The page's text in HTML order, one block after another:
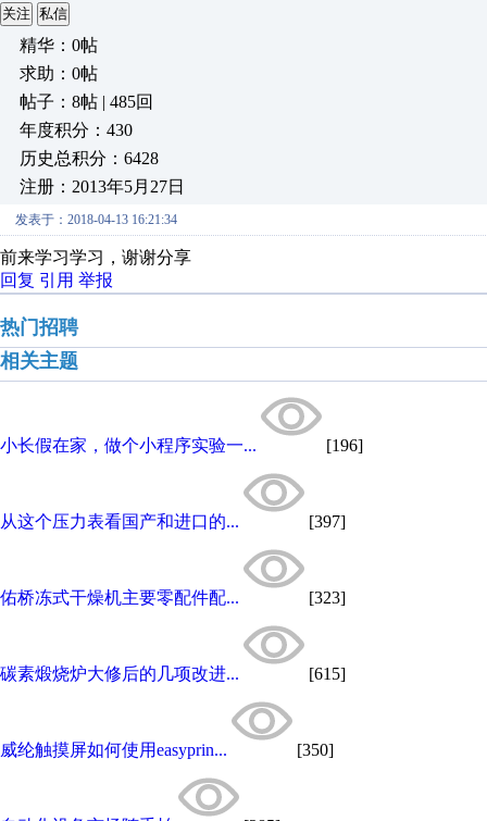
关注 私信
精华：0帖
求助：0帖
帖子：8帖 | 485回
年度积分：430
历史总积分：6428
注册：2013年5月27日
发表于：2018-04-13 16:21:34
前来学习学习，谢谢分享
回复 引用 举报
热门招聘
相关主题
小长假在家，做个小程序实验一... [196]
从这个压力表看国产和进口的... [397]
佑桥冻式干燥机主要零配件配... [323]
碳素煅烧炉大修后的几项改进... [615]
威纶触摸屏如何使用easyprin... [350]